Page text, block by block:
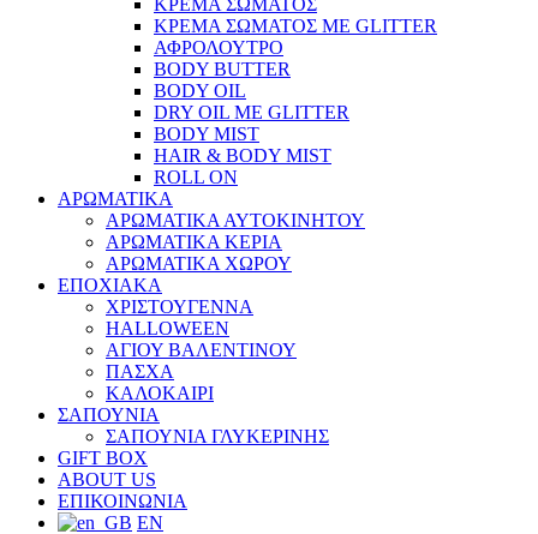
ΚΡΕΜΑ ΣΩΜΑΤΟΣ
ΚΡΕΜΑ ΣΩΜΑΤΟΣ ΜΕ GLITTER
ΑΦΡΟΛΟΥΤΡΟ
BODY BUTTER
BODY OIL
DRY OIL ΜΕ GLITTER
BODY MIST
HAIR & BODY MIST
ROLL ON
ΑΡΩΜΑΤΙΚΑ
ΑΡΩΜΑΤΙΚΑ ΑΥΤΟΚΙΝΗΤΟΥ
ΑΡΩΜΑΤΙΚΑ ΚΕΡΙΑ
ΑΡΩΜΑΤΙΚΑ ΧΩΡΟΥ
ΕΠΟΧΙΑΚΑ
ΧΡΙΣΤΟΥΓΕΝΝΑ
HALLOWEEN
ΑΓΙΟΥ ΒΑΛΕΝΤΙΝΟΥ
ΠΑΣΧΑ
ΚΑΛΟΚΑΙΡΙ
ΣΑΠΟΥΝΙΑ
ΣΑΠΟΥΝΙΑ ΓΛΥΚΕΡΙΝΗΣ
GIFT BOX
ABOUT US
ΕΠΙΚΟΙΝΩΝΙΑ
EN